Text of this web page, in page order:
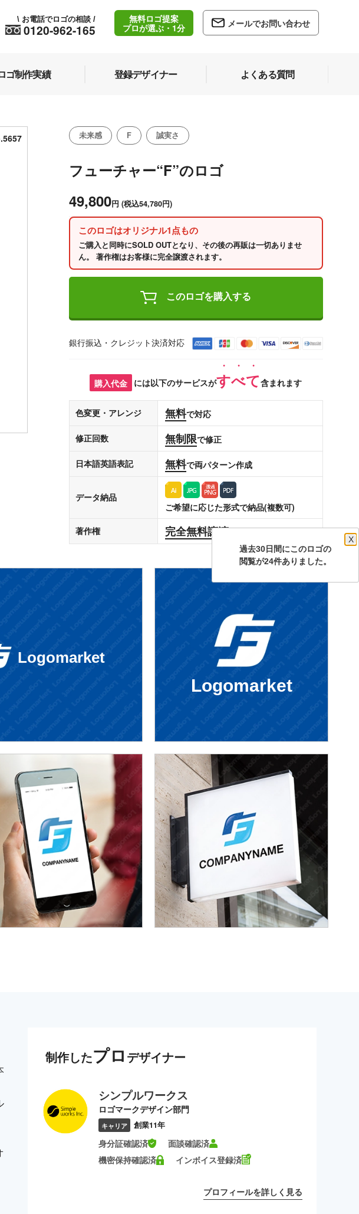
0120-962-165
\ お電話でロゴの相談 /
無料ロゴ提案
プロが選ぶ・1分
メールでお問い合わせ
ゴ制作実績 登録デザイナー よくある質問
未来感 F 誠実さ
フューチャー“F”のロゴ
49,800円 (税込54,780円)
このロゴはオリジナル1点もの
ご購入と同時にSOLD OUTとなり、その後の再販は一切ありませ
ん。 著作権はお客様に完全譲渡されます。
このロゴを購入する
銀行振込・クレジット決済対応
購入代金 には以下のサービスがすべて含まれます
色変更・アレンジ 無料で対応
修正回数 無制限で修正
日本語英語表記 無料で両パターン作成
データ納品
ご希望に応じた形式で納品(複数可)
著作権
完全無料譲渡します
Logomarket
Logomarket
制作したプロ デザイナー
シンプルワークス
ロゴマークデザイン部門
キャリア 創業11年
身分証確認済
面談確認済
機密保持確認済
インボイス登録済
プロフィールを詳しく見る
過去30日間にこのロゴの
X
閲覧が24件ありました。